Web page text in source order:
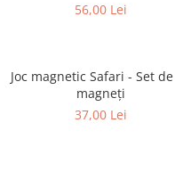
56,00 Lei
Joc magnetic Safari - Set
magneți
37,00 Lei